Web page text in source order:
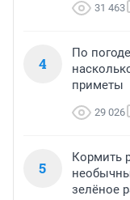
31 463
4
По
приметы
29 026
5
Кормить
зелёное